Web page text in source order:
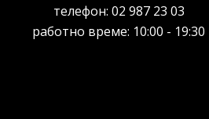
телефон: 02 987 23 03
рабoтно време: 10:00 - 19:30